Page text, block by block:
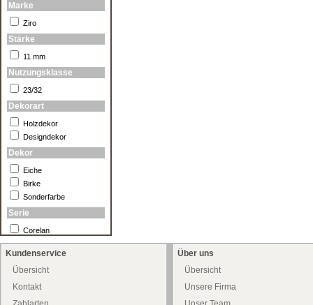
Marke
Ziro
Stärke
11 mm
Nutzungsklasse
23/32
Dekorart
Holzdekor
Designdekor
Dekor
Eiche
Birke
Sonderfarbe
Serie
Corelan
Kundenservice
Übersicht
Kontakt
Über uns
Übersicht
Unsere Firma